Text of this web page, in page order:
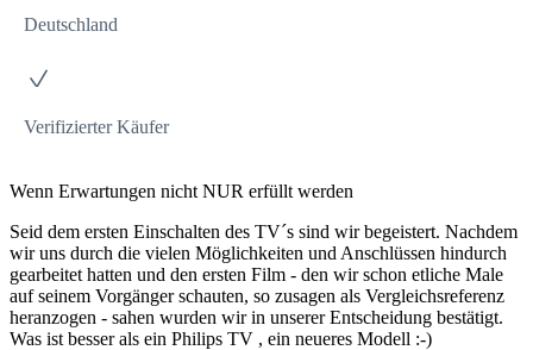
Deutschland
Verifizierter Käufer
Wenn Erwartungen nicht NUR erfüllt werden
Seid dem ersten Einschalten des TV´s sind wir begeistert. Nachdem
wir uns durch die vielen Möglichkeiten und Anschlüssen hindurch
gearbeitet hatten und den ersten Film - den wir schon etliche Male
auf seinem Vorgänger schauten, so zusagen als Vergleichsreferenz
heranzogen - sahen wurden wir in unserer Entscheidung bestätigt.
Was ist besser als ein Philips TV , ein neueres Modell :-)